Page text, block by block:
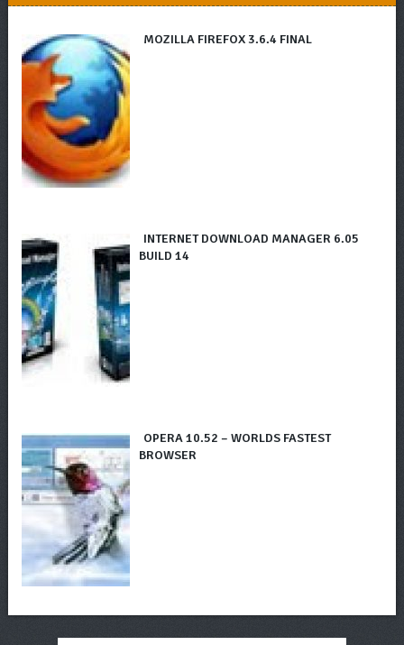
MOZILLA FIREFOX 3.6.4 FINAL
INTERNET DOWNLOAD MANAGER 6.05
BUILD 14
OPERA 10.52 – WORLDS FASTEST
BROWSER